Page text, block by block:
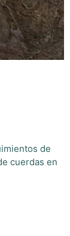
de
cuerdas en